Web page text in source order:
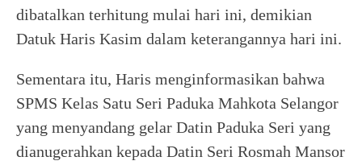
dibatalkan terhitung mulai hari ini, demikian
Datuk Haris Kasim dalam keterangannya hari ini.
Sementara itu, Haris menginformasikan bahwa
SPMS Kelas Satu Seri Paduka Mahkota Selangor
yang menyandang gelar Datin Paduka Seri yang
dianugerahkan kepada Datin Seri Rosmah Mansor